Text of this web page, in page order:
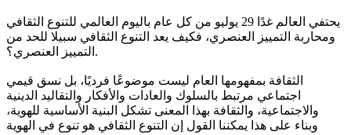
يحتفي العالم غدًا 29 يوليو من كل عام باليوم العالمي للتنوع الثقافي
ومحاربة التمييز العنصري، فكيف يعد التنوع الثقافي سبيلا للحد من
التمييز العنصري؟.
الثقافة بمفهومها العام ليست موضوعًا فرديًا، بل نسق قيمي
اجتماعي مرتبط بالسلوك والعادات والأفكار والتقاليد الدينية
والاجتماعية، والثقافة بهذا المعنى تشكل البنية الأساسية للهوية،
وبناء على هذا يمكننا القول إن التنوع الثقافي هو تنوع في الهوية